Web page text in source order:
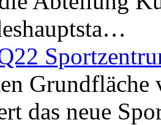
Grundfläche
das neue